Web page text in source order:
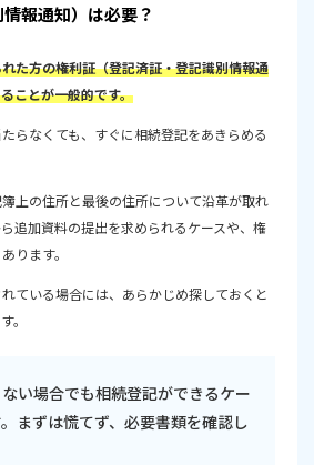
報通知）は必要？
た方の権利証（登記済証・登記識別情報通
ことが一般的です。
らなくても、すぐに相続登記をあきらめる
上の住所と最後の住所について沿革が取れ
追加資料の提出を求められるケースや、権
ります。
ている場合には、あらかじめ探しておくと
。
い場合でも相続登記ができるケー
まずは慌てず、必要書類を確認し